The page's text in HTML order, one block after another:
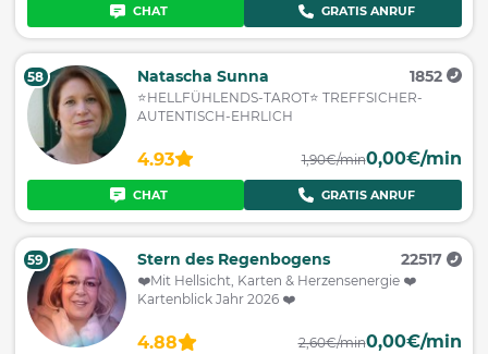
CHAT GRATIS ANRUF
58 Natascha Sunna 1852
⭐HELLFÜHLENDS-TAROT⭐ TREFFSICHER-
AUTENTISCH-EHRLICH
4.93 1,90€/min0,00€/min
CHAT GRATIS ANRUF
59 Stern des Regenbogens 22517
❤️Mit Hellsicht, Karten & Herzensenergie ❤️
Kartenblick Jahr 2026 ❤️
4.88 2,60€/min0,00€/min